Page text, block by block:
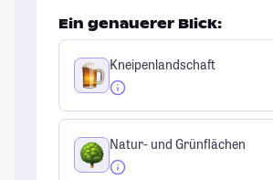
Ein genauerer Blick:
Kneipenlandschaft
Natur- und Grünflächen